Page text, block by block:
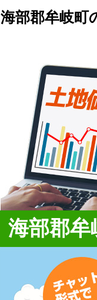
海部郡牟岐町
海部郡牟